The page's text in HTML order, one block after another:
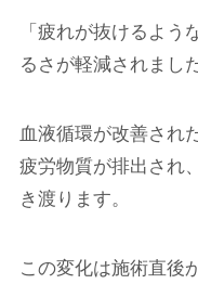
「疲れが抜けるよ
るさが軽減されました
血液循環が改善され
疲労物質が排出され
き渡ります。
この変化は施術直後